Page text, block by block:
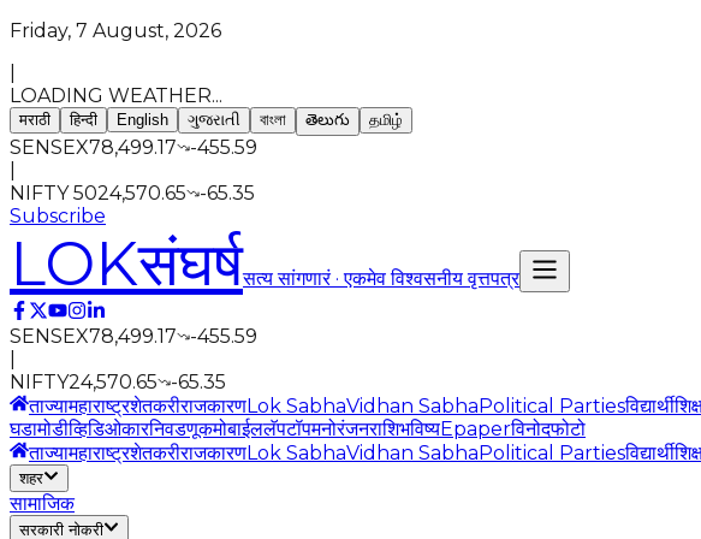
Friday, 7 August, 2026
LOADING WEATHER...
मराठी हिन्दी English ગુજરાતી বাংলা తెలుగు தமிழ்
SENSEX78,499.17
-455.59
NIFTY 5024,570.65
-65.35
Subscribe
LOKसंघर्षसत्य सांगणारं · एकमेव विश्वसनीय वृत्तपत्र
SENSEX78,499.17
-455.59
NIFTY24,570.65
-65.35
ताज्यामहाराष्ट्रशेतकरीराजकारणLok SabhaVidhan SabhaPolitical Partiesविद्यार्थी
घडामोडीव्हिडिओकारनिवडणूकमोबाईललॅपटॉपमनोरंजनराशिभविष्यEpaperविनोदफोटो
ताज्यामहाराष्ट्रशेतकरीराजकारणLok SabhaVidhan SabhaPolitical Partiesविद्यार्थी
शहर
सामाजिक
सरकारी नोकरी